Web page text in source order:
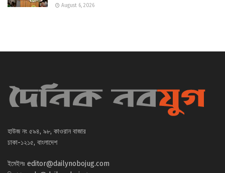
August 6, 2026
হাউজ নং ৫৯৪, ৯৮, কাওরান বাজার
ঢাকা-১২১৫, বাংলাদেশ
ইমেইলঃ editor@dailynobojug.com